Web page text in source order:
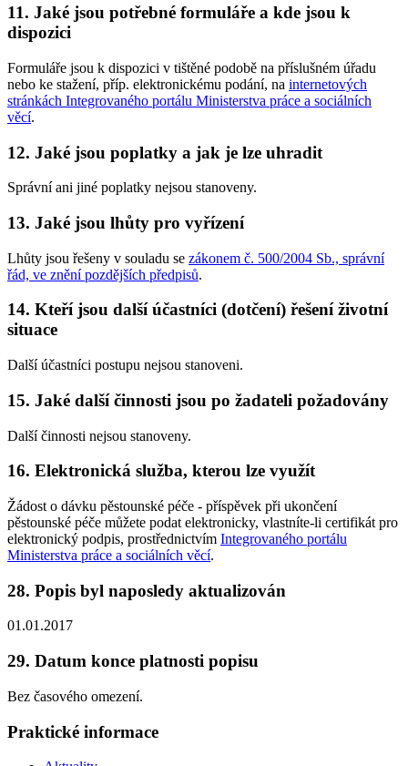
11. Jaké jsou potřebné formuláře a kde jsou k
dispozici
Formuláře jsou k dispozici v tištěné podobě na příslušném úřadu
nebo ke stažení, příp. elektronickému podání, na internetových
stránkách Integrovaného portálu Ministerstva práce a sociálních
věcí.
12. Jaké jsou poplatky a jak je lze uhradit
Správní ani jiné poplatky nejsou stanoveny.
13. Jaké jsou lhůty pro vyřízení
Lhůty jsou řešeny v souladu se zákonem č. 500/2004 Sb., správní
řád, ve znění pozdějších předpisů.
14. Kteří jsou další účastníci (dotčení) řešení životní
situace
Další účastníci postupu nejsou stanoveni.
15. Jaké další činnosti jsou po žadateli požadovány
Další činnosti nejsou stanoveny.
16. Elektronická služba, kterou lze využít
Žádost o dávku pěstounské péče - příspěvek při ukončení
pěstounské péče můžete podat elektronicky, vlastníte-li certifikát pro
elektronický podpis, prostřednictvím Integrovaného portálu
Ministerstva práce a sociálních věcí.
28. Popis byl naposledy aktualizován
01.01.2017
29. Datum konce platnosti popisu
Bez časového omezení.
Praktické informace